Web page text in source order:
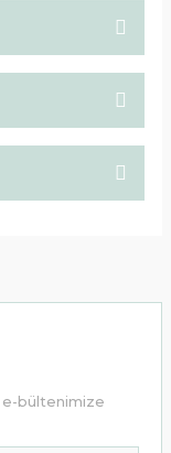
e-bültenimize